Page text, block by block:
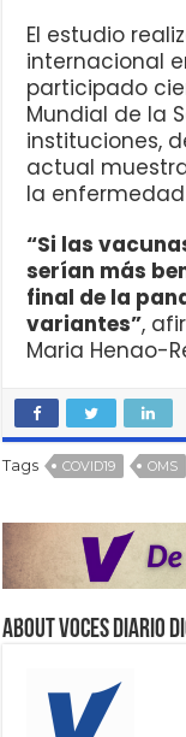
El estudio
internacional
participado
Mundial de la
instituciones,
actual
la
“Si las
serían más
final de la
variantes”,
Maria Henao-
Tags COVID19 OMS
About VOCES Diario